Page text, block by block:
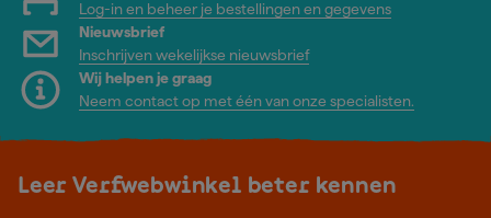
Log-in en beheer je bestellingen en gegevens
Nieuwsbrief
Inschrijven wekelijkse nieuwsbrief
Wij helpen je graag
Neem contact op met één van onze specialisten.
Leer Verfwebwinkel beter kennen